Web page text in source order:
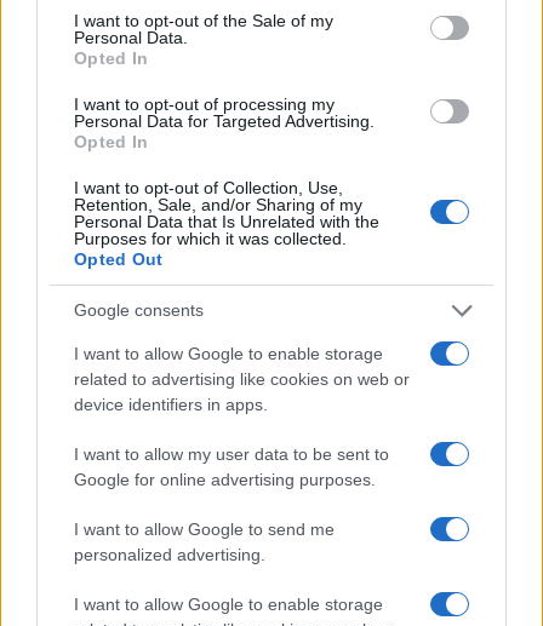
consent section.
I want to opt-out of the Sale of my
Personal Data.
Opted In
I want to opt-out of processing my
Personal Data for Targeted Advertising.
Opted In
I want to opt-out of Collection, Use,
Retention, Sale, and/or Sharing of my
Personal Data that Is Unrelated with the
Purposes for which it was collected.
Opted Out
Google consents
I want to allow Google to enable storage
related to advertising like cookies on web or
device identifiers in apps.
I want to allow my user data to be sent to
Google for online advertising purposes.
I want to allow Google to send me
personalized advertising.
I want to allow Google to enable storage
Andrea Innocenti
Andrea Innocenti ha coordinato dall'estero il
crisi diplomatica, gestendo contatti con
consolati; è corrispondente esteri che
a Napoli, parla dialetto locale e mantiene
rapporti con ONG partenopee.